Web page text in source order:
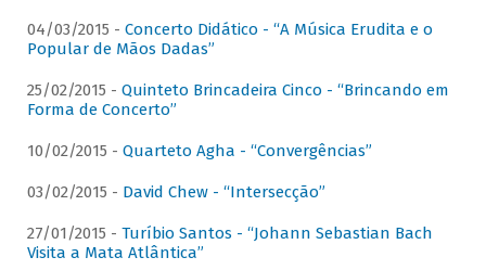
04/03/2015 - Concerto Didático - “A Música Erudita e o
Popular de Mãos Dadas”
25/02/2015 - Quinteto Brincadeira Cinco - “Brincando em
Forma de Concerto”
10/02/2015 - Quarteto Agha - “Convergências”
03/02/2015 - David Chew - “Intersecção”
27/01/2015 - Turíbio Santos - “Johann Sebastian Bach
Visita a Mata Atlântica”